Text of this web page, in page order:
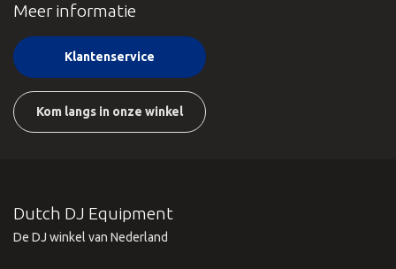
Meer informatie
Klantenservice
Kom langs in onze winkel
Dutch DJ Equipment
De DJ winkel van Nederland